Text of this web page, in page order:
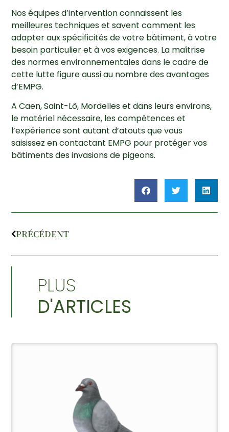
Nos équipes d’intervention connaissent les
meilleures techniques et savent comment les
adapter aux spécificités de votre bâtiment, à votre
besoin particulier et à vos exigences. La maîtrise
des normes environnementales dans le cadre de
cette lutte figure aussi au nombre des avantages
d’EMPG.
A Caen, Saint-Lô, Mordelles et dans leurs environs,
le matériel nécessaire, les compétences et
l’expérience sont autant d’atouts que vous
saisissez en contactant EMPG pour protéger vos
bâtiments des invasions de pigeons.
PRÉCÉDENT
PLUS
D'ARTICLES